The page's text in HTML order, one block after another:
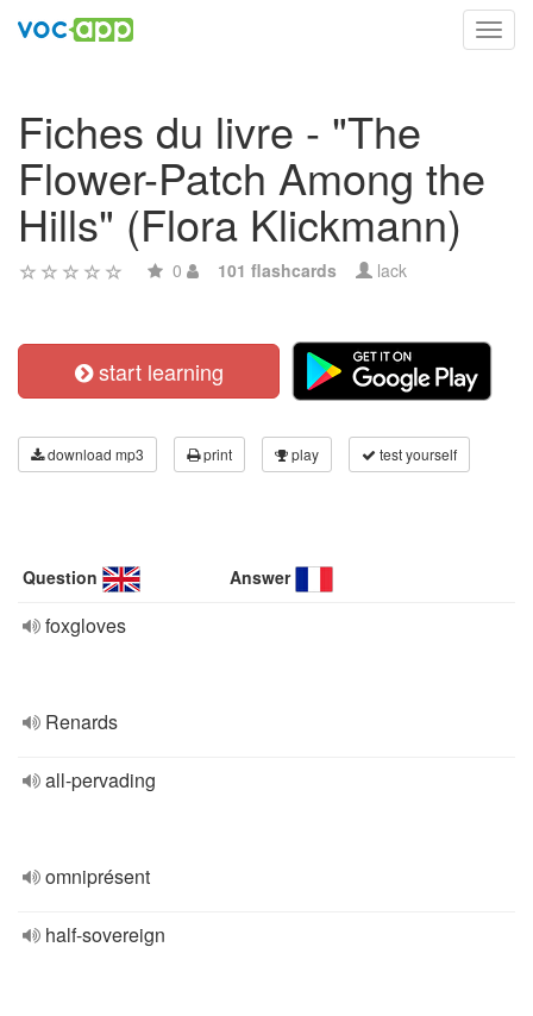
Fiches du livre - "The
Flower-Patch Among the
Hills" (Flora Klickmann)
0 101 flashcards lack
start learning
download mp3 print play test yourself
Question Answer
foxgloves
Renards
all-pervading
omniprésent
half-sovereign